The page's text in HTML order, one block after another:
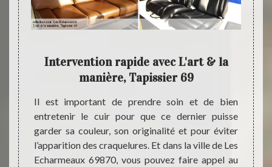
de
du
Intervention rapide avec L'art & la
manière, Tapissier 69
Il est important de prendre soin et de bien
entretenir le cuir pour que ce dernier puisse
garder sa couleur, son originalité et pour éviter
l’apparition des craquelures. Et dans la ville de Les
Echarmeaux 69870, vous pouvez faire appel au
Le
pour